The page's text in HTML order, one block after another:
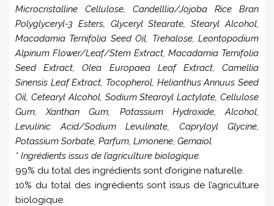
Microcristalline Cellulose, Candelllia/Jojoba Rice Bran
Polyglyceryl-3 Esters, Glyceryl Stearate, Stearyl Alcohol,
Macadamia Ternifolia Seed Oil, Trehalose, Leontopodium
Alpinum Flower/Leaf/Stem Extract, Macadamia Ternifolia
Seed Extract, Olea Europaea Leaf Extract, Camellia
Sinensis Leaf Extract, Tocopherol, Helianthus Annuus Seed
Oil, Cetearyl Alcohol, Sodium Stearoyl Lactylate, Cellulose
Gum, Xanthan Gum, Potassium Hydroxide, Alcohol,
Levulinic Acid/Sodium Levulinate, Capryloyl Glycine,
Potassium Sorbate, Parfum, Limonene, Gernaiol.
* Ingrédients issus de l’agriculture biologique.
99% du total des ingrédients sont d’origine naturelle.
10% du total des ingrédients sont issus de l’agriculture
biologique.